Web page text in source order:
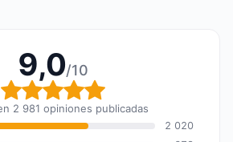
9,0/10
Calificación global: 9,0
2 981 opiniones publicadas
2 020